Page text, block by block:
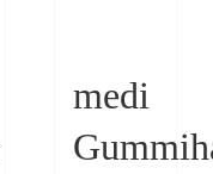
medi